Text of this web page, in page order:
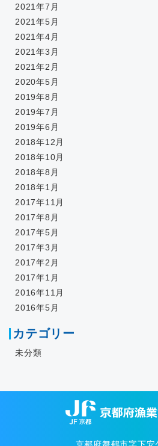
2021年7月
2021年5月
2021年4月
2021年3月
2021年2月
2020年5月
2019年8月
2019年7月
2019年6月
2018年12月
2018年10月
2018年8月
2018年1月
2017年11月
2017年8月
2017年5月
2017年3月
2017年2月
2017年1月
2016年11月
2016年5月
カテゴリー
未分類
京都府舞鶴市字下安